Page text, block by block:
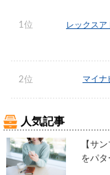
1位 レックスア
2位 マイナ
人気記事
【サ
をパ